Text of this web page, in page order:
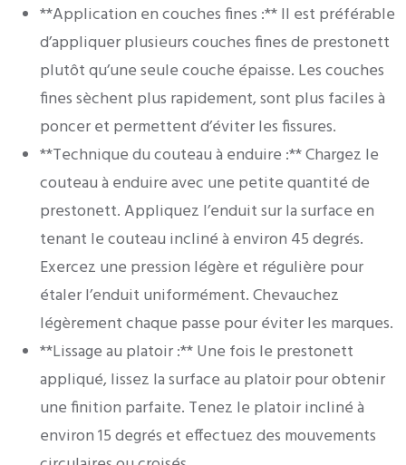
**Application en couches fines :** Il est préférable
d’appliquer plusieurs couches fines de prestonett
plutôt qu’une seule couche épaisse. Les couches
fines sèchent plus rapidement, sont plus faciles à
poncer et permettent d’éviter les fissures.
**Technique du couteau à enduire :** Chargez le
couteau à enduire avec une petite quantité de
prestonett. Appliquez l’enduit sur la surface en
tenant le couteau incliné à environ 45 degrés.
Exercez une pression légère et régulière pour
étaler l’enduit uniformément. Chevauchez
légèrement chaque passe pour éviter les marques.
**Lissage au platoir :** Une fois le prestonett
appliqué, lissez la surface au platoir pour obtenir
une finition parfaite. Tenez le platoir incliné à
environ 15 degrés et effectuez des mouvements